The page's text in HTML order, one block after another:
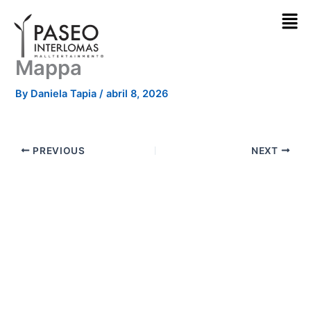
content
Mappa
By Daniela Tapia/abril 8, 2026
PREVIOUS NEXT